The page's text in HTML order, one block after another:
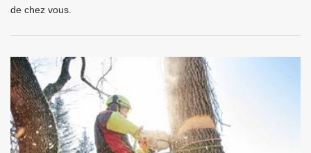
de chez vous.